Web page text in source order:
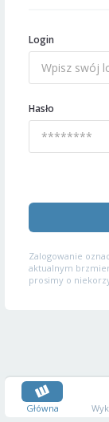
Login
Hasło
Zalogowanie
aktualnym
prosimy o
Główna